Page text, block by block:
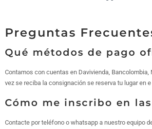
Preguntas
Qué métodos de pago
Contamos con cuentas en Davivienda, Bancolombia,
vez se reciba la consignación se reserva tu lugar en
Cómo me inscribo en las
Contacte por teléfono o whatsapp a nuestro equipo